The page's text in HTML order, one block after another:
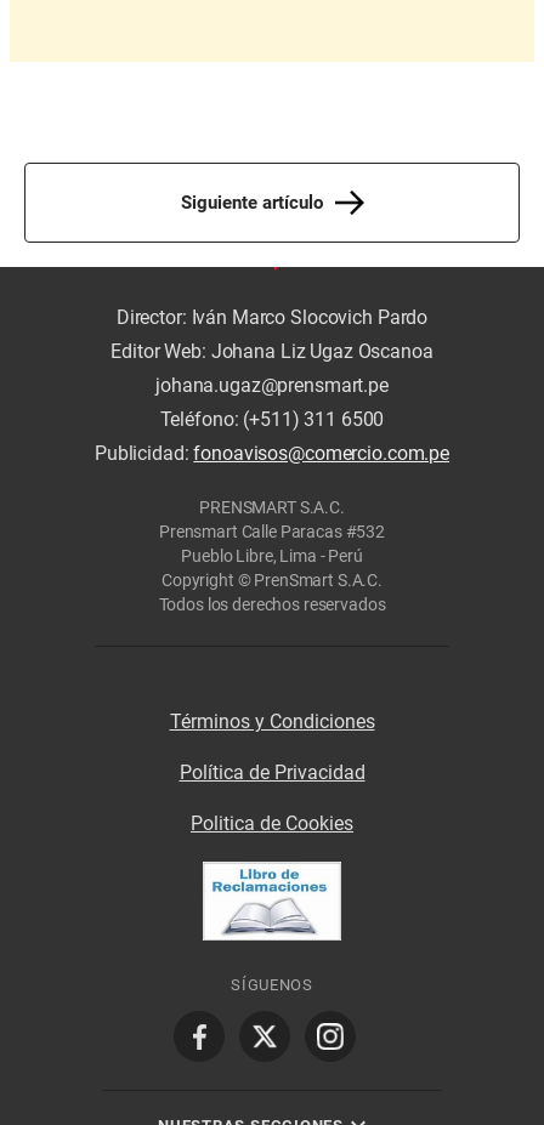
Siguiente artículo
Director: Iván Marco Slocovich Pardo
Editor Web: Johana Liz Ugaz Oscanoa
johana.ugaz@prensmart.pe
Teléfono: (+511) 311 6500
Publicidad:fonoavisos@comercio.com.pe
PRENSMART S.A.C.
Prensmart Calle Paracas #532
Pueblo Libre, Lima - Perú
Copyright © PrenSmart S.A.C.
Todos los derechos reservados
Términos y Condiciones
Política de Privacidad
Politica de Cookies
SÍGUENOS